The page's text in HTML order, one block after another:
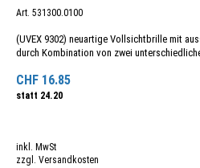
Art. 531300.0100
(UVEX 9302) neuartige Vollsichtbrille mit
durch Kombination von zwei
CHF 16.85
statt 24.20
inkl. MwSt
zzgl. Versandkosten